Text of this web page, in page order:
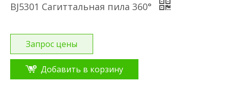
BJ5301 Сагиттальная пила 360°
Запрос цены
Добавить в корзину